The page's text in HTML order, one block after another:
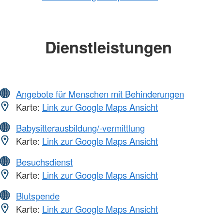
Dienstleistungen
Angebote für Menschen mit Behinderungen
Karte: Link zur Google Maps Ansicht
Babysitterausbildung/-vermittlung
Karte: Link zur Google Maps Ansicht
Besuchsdienst
Karte: Link zur Google Maps Ansicht
Blutspende
Karte: Link zur Google Maps Ansicht